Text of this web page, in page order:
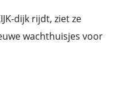
dijk rijdt, ziet ze
wachthuisjes voor